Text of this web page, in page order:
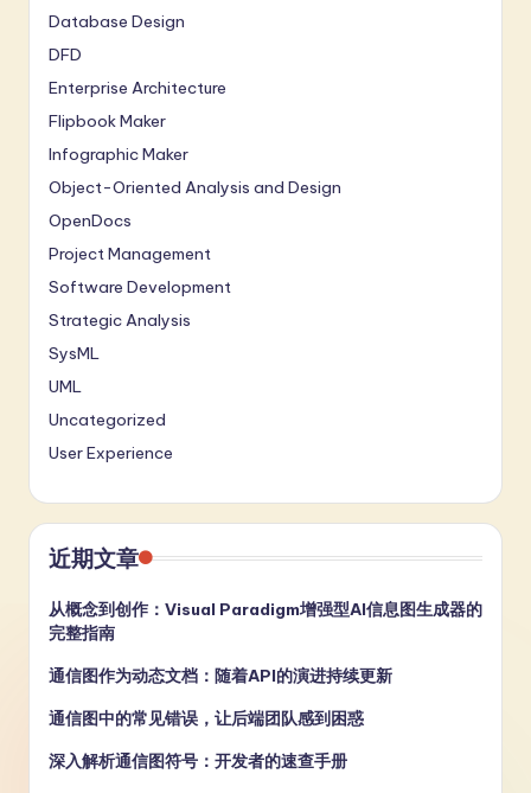
Database Design
DFD
Enterprise Architecture
Flipbook Maker
Infographic Maker
Object-Oriented Analysis and Design
OpenDocs
Project Management
Software Development
Strategic Analysis
SysML
UML
Uncategorized
User Experience
近期文章
从概念到创作：Visual Paradigm增强型AI信息图生成器的
完整指南
通信图作为动态文档：随着API的演进持续更新
通信图中的常见错误，让后端团队感到困惑
深入解析通信图符号：开发者的速查手册